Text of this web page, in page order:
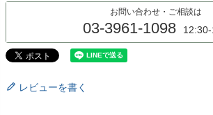
お問い合わせ・ご相談は
03-3961-1098
レビューを書く